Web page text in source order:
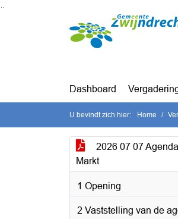
Ga naar de inhoud van deze pagina
Dashboard
U bevindt zich hier: Home
2026 07 07
Markt
1 Opening
2 Vaststelling van de